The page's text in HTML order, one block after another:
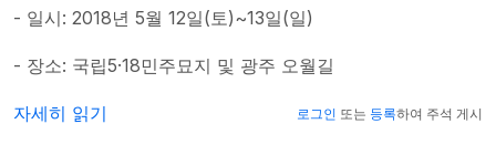
- 일시: 2018년 5월 12일(토)~13일(일)
- 장소: 국립5·18민주묘지 및 광주 오월길
5ㆍ18민주화운동 제38주년기념 사적지 순례 '넘어~ 너머' 사
자세히 읽기 로그인 또는 등록하여 주석 게시